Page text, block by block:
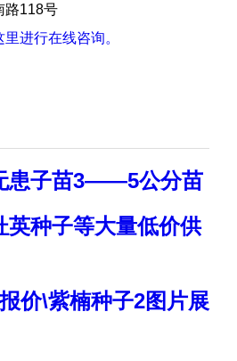
路118号
患子苗3——5公分苗
英种子等大量低价供
价\紫楠种子2图片展